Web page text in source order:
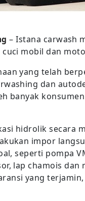
– Istana carwash
mobil dan
yang telah
dan
banyak
hidrolik secara
impor
seperti pompa
lap chamois
yang